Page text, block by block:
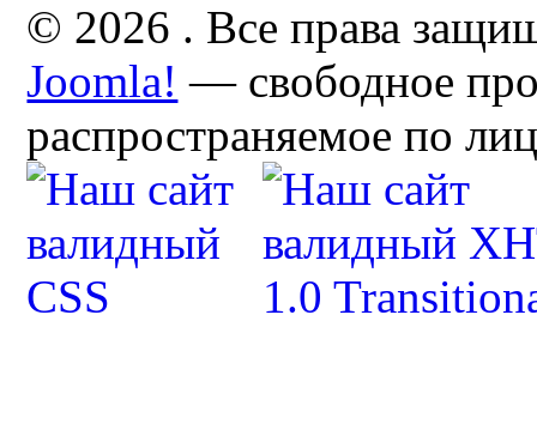
© 2026 . Все права
Joomla! — свободное
распространяемое по